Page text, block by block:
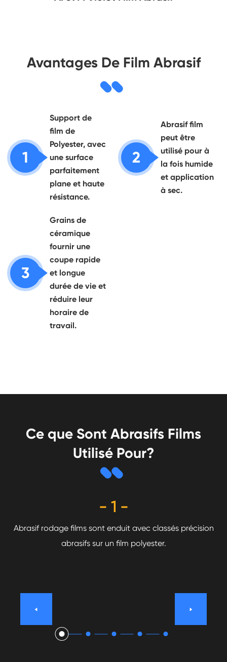
Avantages De Film Abrasif
1
Support de
film de
Polyester, avec
une surface
parfaitement
plane et haute
résistance.
2
Abrasif film
peut être
utilisé pour à
la fois humide
et application
à sec.
3
Grains de
céramique
fournir une
coupe rapide
et longue
durée de vie et
réduire leur
horaire de
travail.
Ce que Sont Abrasifs Films
Utilisé Pour?
- 1 -
Abrasif rodage films sont enduit avec classés précision
abrasifs sur un film polyester.

